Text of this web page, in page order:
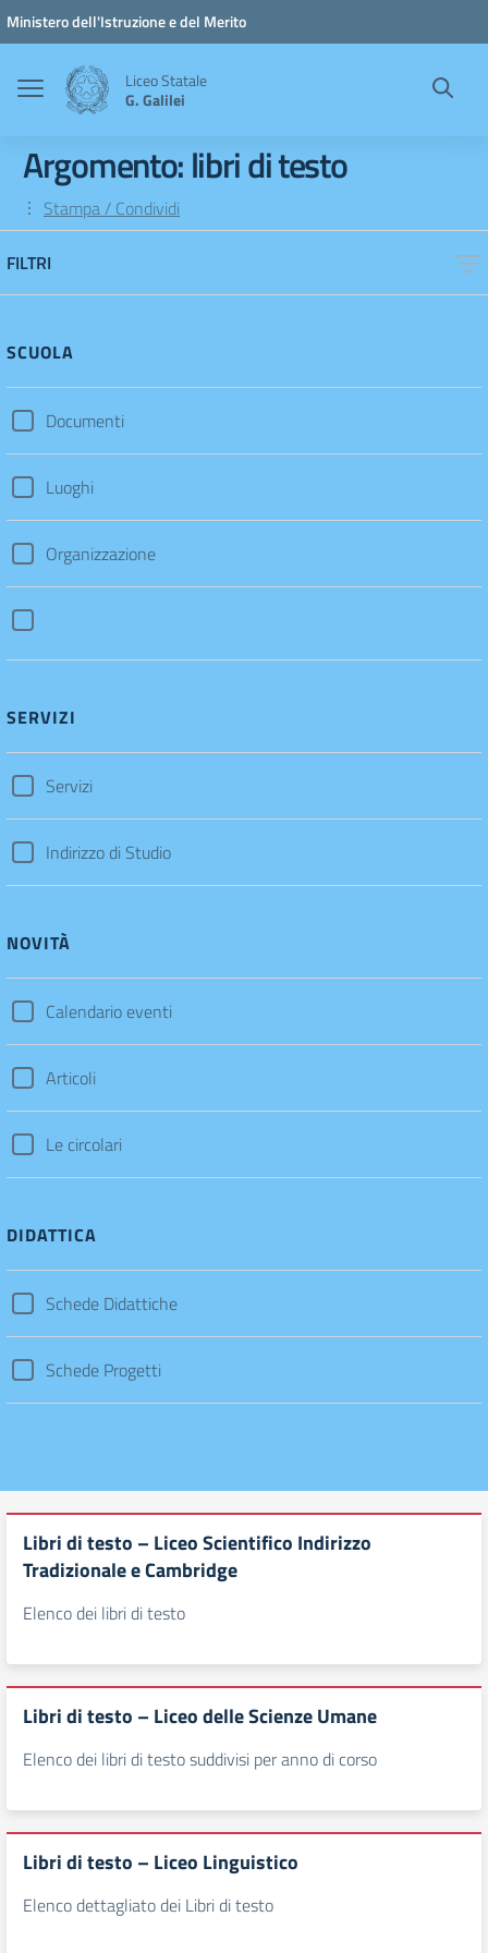
Vai ai contenuti
Vai al menu di navigazione
Vai al footer
Ministero dell'Istruzione e del Merito
Liceo Statale
G. Galilei
Argomento: libri di testo
Stampa / Condividi
FILTRI
SCUOLA
Documenti
Luoghi
Organizzazione
SERVIZI
Servizi
Indirizzo di Studio
NOVITÀ
Calendario eventi
Articoli
Le circolari
DIDATTICA
Schede Didattiche
Schede Progetti
Libri di testo – Liceo Scientifico Indirizzo
Tradizionale e Cambridge
Elenco dei libri di testo
Libri di testo – Liceo delle Scienze Umane
Elenco dei libri di testo suddivisi per anno di corso
Libri di testo – Liceo Linguistico
Elenco dettagliato dei Libri di testo